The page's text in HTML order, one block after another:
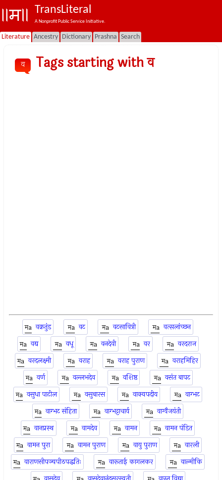
TransLiteral
A Nonprofit Public Service Initiative.
Literature Ancestry Dictionary Prashna Search
व Tags starting with व
वक्रतुंड वट वटसावित्री
वत्सलांच्छन
वद्य
वधू वनदेवी वर
वरदराज
वरदलक्ष्मी
वराह वराह पुराण
वराहमिहिर
वर्ण
वल्लभदेव वशिष्ठ
वसंत बापट
वसुधा पाटील
वसुबारस वाक्यपदीय
वाग्भट
वाग्भट संहिता
वाग्भट्टाचार्य
वाग्वैजयंती
वानप्रस्थ
वामदेव वामन
वामन पंडित
वामन पुरा
वामन पुराण वायु पुराण
वारली
वाराणसीपञ्चपीठपद्धतिः
वारूताई कागलकर
वाल्मीकि